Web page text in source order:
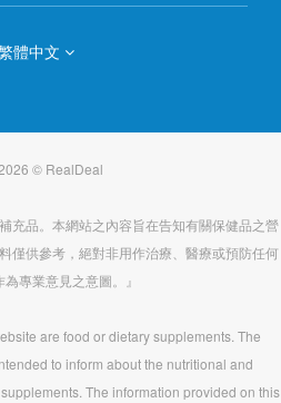
體中文
© RealDeal
充品。本網站之內容旨在告知有關保健品之營
僅供參考，絕對非用作治療、醫療或預防任何
專業意見之意圖。』
are food or dietary supplements. The
to inform about the nutritional and
The information provided on this